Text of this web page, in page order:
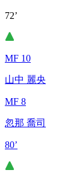
72’
MF 10
山中 麗央
MF 8
忽那 喬司
80’